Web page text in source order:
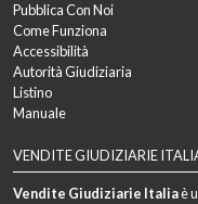
Pubblica Con Noi
Come Funziona
Accessibilità
Autorità Giudiziaria
Listino
Manuale
VENDITE GIUDIZIARIE
Vendite Giudiziarie Italiaè